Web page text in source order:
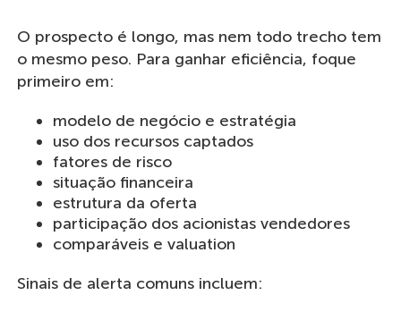
O prospecto é longo, mas nem todo trecho tem
o mesmo peso. Para ganhar eficiência, foque
primeiro em:
modelo de negócio e estratégia
uso dos recursos captados
fatores de risco
situação financeira
estrutura da oferta
participação dos acionistas vendedores
comparáveis e valuation
Sinais de alerta comuns incluem: